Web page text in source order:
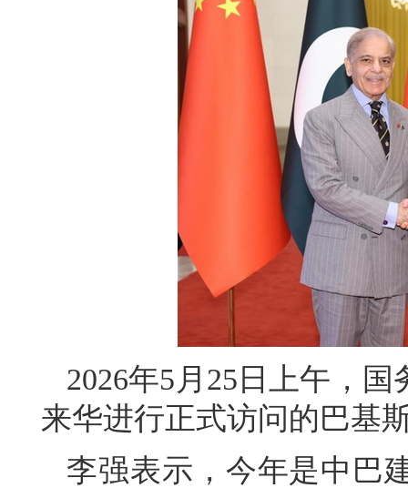
2026年5月25日上午，
来华进行正式访问的巴基
李强表示，今年是中巴